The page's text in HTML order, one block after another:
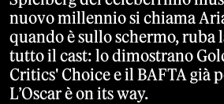
nuovo millennio si chiama
quando è sullo schermo, ruba
tutto il cast: lo dimostrano
Critics' Choice e il BAFTA già
L’Oscar è on its way.